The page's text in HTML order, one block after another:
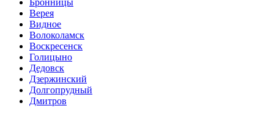
Бронницы
Верея
Видное
Волоколамск
Воскресенск
Голицыно
Дедовск
Дзержинский
Долгопрудный
Дмитров